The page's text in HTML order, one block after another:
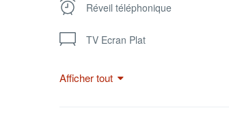
Réveil téléphonique
TV Ecran Plat
Afficher tout